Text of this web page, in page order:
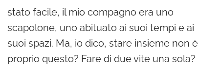
stato facile, il mio compagno era uno
scapolone, uno abituato ai suoi tempi e ai
suoi spazi. Ma, io dico, stare insieme non è
proprio questo? Fare di due vite una sola?